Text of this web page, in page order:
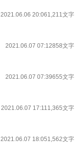
2021.06.06 20:061,211文字
2021.06.07 07:12858文字
2021.06.07 07:39655文字
2021.06.07 17:111,365文字
2021.06.07 18:051,562文字